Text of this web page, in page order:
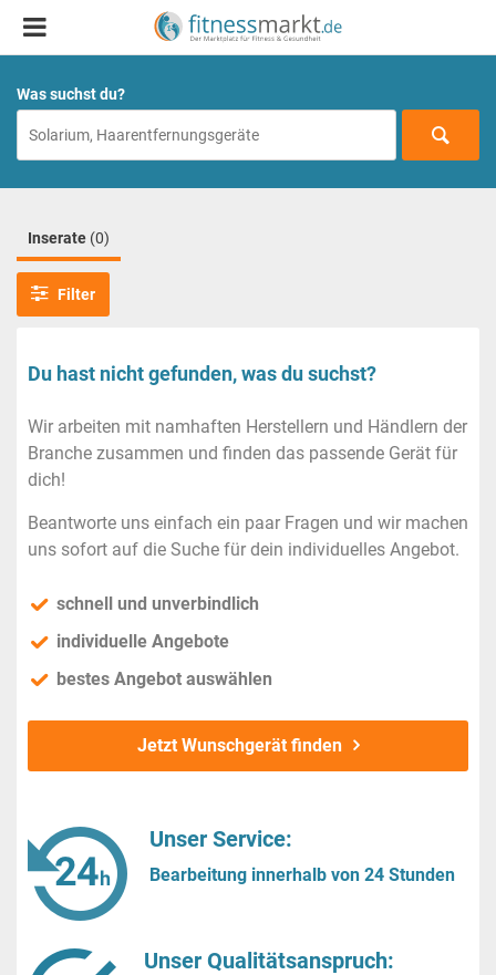
Was suchst du?
Inserate (0)
Filter
Du hast nicht gefunden, was du suchst?
Wir arbeiten mit namhaften Herstellern und Händlern der
Branche zusammen und finden das passende Gerät für
dich!
Beantworte uns einfach ein paar Fragen und wir machen
uns sofort auf die Suche für dein individuelles Angebot.
schnell und unverbindlich
individuelle Angebote
bestes Angebot auswählen
Jetzt Wunschgerät finden
Unser Service:
Bearbeitung innerhalb von 24 Stunden
Unser Qualitätsanspruch: